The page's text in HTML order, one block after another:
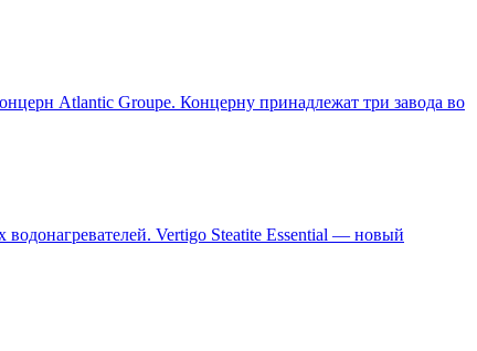
Atlantic Groupe. Концерну принадлежат три завода во
Vertigo Steatite Essential — новый